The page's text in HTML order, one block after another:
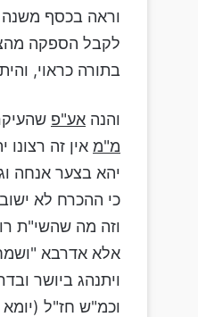
וראה בכסף משנה
לקבל הספקה
בתורה כראוי,
והנה אע"פ
מ"מ אין זה
יהא בצער אנחה
כי ההכרח לא
וזה מה שהשי"ת
אלא אדרבא
ויתנהג ביושר
וכמ"ש חז"ל